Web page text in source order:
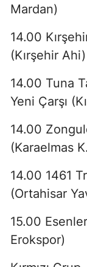
Mardan)
14.00
(Kırşehir Ahi)
14.00 Tuna
Yeni Çarşı
14.00
(Karaelmas
14.00 1461
(Ortahisar
15.00
Erokspor)